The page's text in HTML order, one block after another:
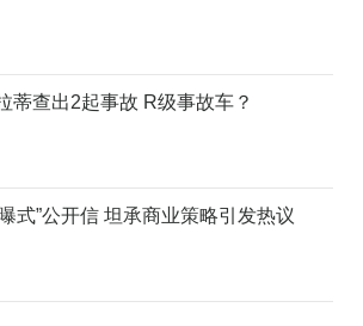
蒂查出2起事故 R级事故车？
式”公开信 坦承商业策略引发热议